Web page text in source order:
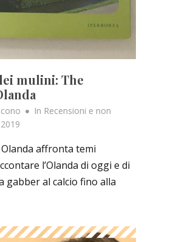
mulini: The
In Recensioni e non
affronta temi
l’Olanda di oggi e di
gabber al calcio fino alla